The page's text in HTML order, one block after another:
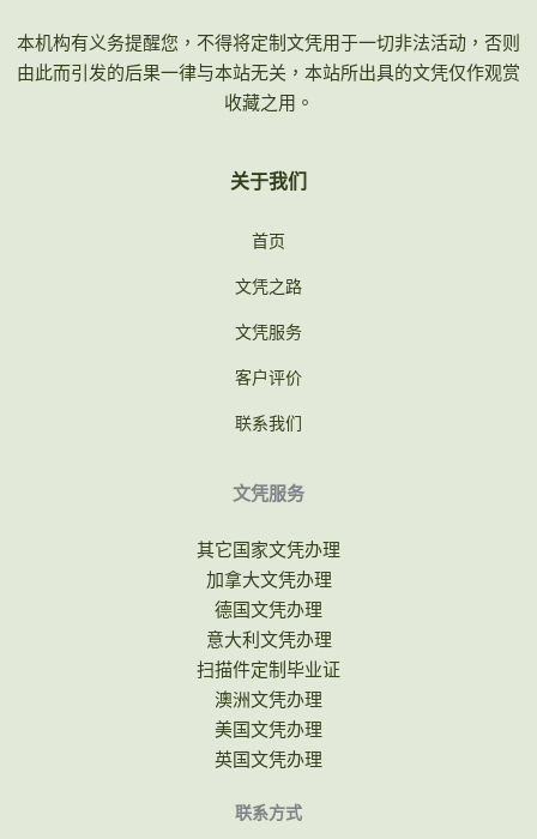
本机构有义务提醒您，不得将定制文凭用于一切非法活动，否则
由此而引发的后果一律与本站无关，本站所出具的文凭仅作观赏
收藏之用。
关于我们
首页
文凭之路
文凭服务
客户评价
联系我们
文凭服务
其它国家文凭办理
加拿大文凭办理
德国文凭办理
意大利文凭办理
扫描件定制毕业证
澳洲文凭办理
美国文凭办理
英国文凭办理
联系方式